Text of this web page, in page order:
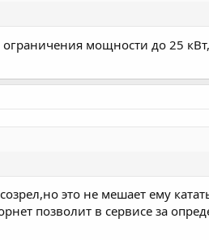
мощности до 25
это не мешает ему
позволит в сервисе за